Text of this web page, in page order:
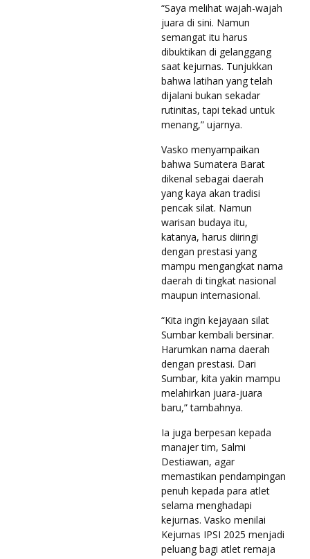
“Saya melihat wajah-wajah
juara di sini. Namun
semangat itu harus
dibuktikan di gelanggang
saat kejurnas. Tunjukkan
bahwa latihan yang telah
dijalani bukan sekadar
rutinitas, tapi tekad untuk
menang,” ujarnya.
Vasko menyampaikan
bahwa Sumatera Barat
dikenal sebagai daerah
yang kaya akan tradisi
pencak silat. Namun
warisan budaya itu,
katanya, harus diiringi
dengan prestasi yang
mampu mengangkat nama
daerah di tingkat nasional
maupun internasional.
“Kita ingin kejayaan silat
Sumbar kembali bersinar.
Harumkan nama daerah
dengan prestasi. Dari
Sumbar, kita yakin mampu
melahirkan juara-juara
baru,” tambahnya.
Ia juga berpesan kepada
manajer tim, Salmi
Destiawan, agar
memastikan pendampingan
penuh kepada para atlet
selama menghadapi
kejurnas. Vasko menilai
Kejurnas IPSI 2025 menjadi
peluang bagi atlet remaja